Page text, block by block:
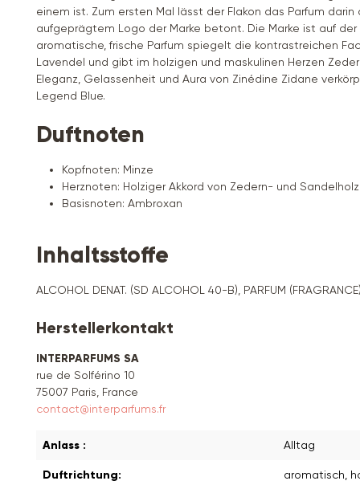
einem ist. Zum ersten Mal lässt der Flakon das Parfum
aufgeprägtem Logo der Marke betont. Die Marke ist auf
aromatische, frische Parfum spiegelt die kontrastreichen
Lavendel und gibt im holzigen und maskulinen Herzen
Eleganz, Gelassenheit und Aura von Zinédine Zidane
Legend Blue.
Duftnoten
Kopfnoten: Minze
Herznoten: Holziger Akkord von Zedern- und Sandelholz
Basisnoten: Ambroxan
Inhaltsstoffe
ALCOHOL DENAT. (SD ALCOHOL 40-B), PARFUM
Herstellerkontakt
INTERPARFUMS SA
rue de Solférino 10
75007 Paris, France
contact@interparfums.fr
Anlass : Alltag
Duftrichtung: aromatisch,